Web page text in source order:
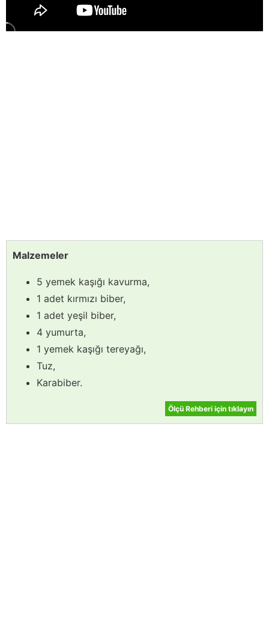
Malzemeler
5 yemek kaşığı kavurma,
1 adet kırmızı biber,
1 adet yeşil biber,
4 yumurta,
1 yemek kaşığı tereyağı,
Tuz,
Karabiber.
Ölçü Rehberi için tıklayın